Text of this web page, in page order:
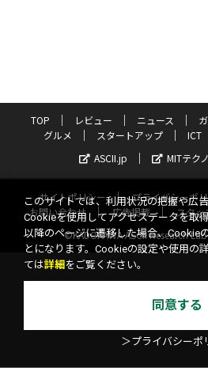
TOP レビュー ニュース
グルメ
スタートアップ ICT
ASCII.jp
MITテク
サイトポリシー プライバシーポ
お問い合わせ
広告掲載 スタッ
©KADOKAWA ASCII Research
このサイトでは、利用状況の把握や広
Cookieを使用してアクセスデータを取
以降のページに遷移した場合、Cookie
とになります。Cookieの設定や使用の
ては詳細 をご覧ください。
同意する
＞プライバシーポ